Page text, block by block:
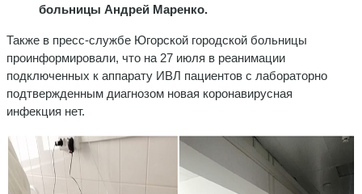
больницы Андрей Маренко.
Также в пресс-службе Югорской городской больницы
проинформировали, что на 27 июля в реанимации
подключенных к аппарату ИВЛ пациентов с лабораторно
подтвержденным диагнозом новая коронавирусная
инфекция нет.